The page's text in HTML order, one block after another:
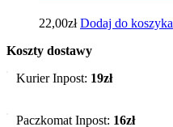
22,00zł Dodaj do koszyka
Koszty dostawy
Kurier Inpost: 19zł
Paczkomat Inpost: 16zł